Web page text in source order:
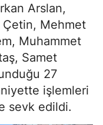
Arslan,
Çetin, Mehmet
Muhammet
Samet
27
işlemleri
sevk edildi.